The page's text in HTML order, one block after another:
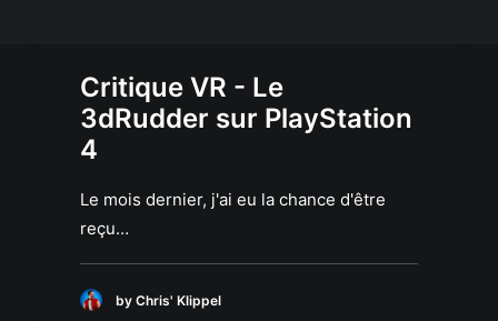
Critique VR - Le
3dRudder sur PlayStation
4
Le mois dernier, j'ai eu la chance d'être
reçu…
by Chris' Klippel